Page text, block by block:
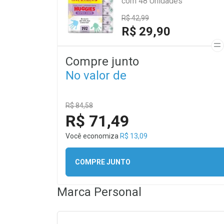
R$ 42,99
R$ 29,90
Compre junto
No valor de
R$ 84,58
R$ 71,49
Você economiza R$ 13,09
COMPRE JUNTO
Marca Personal